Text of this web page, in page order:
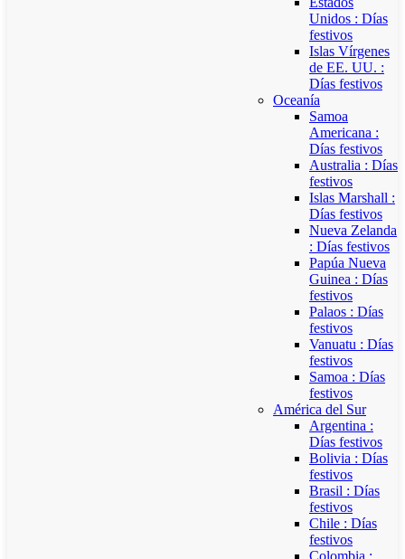
Unidos : Días
festivos
Islas Vírgenes
de EE. UU. :
Días festivos
Oceanía
Samoa
Americana :
Días festivos
Australia : Días
festivos
Islas Marshall :
Días festivos
Nueva Zelanda
: Días festivos
Papúa Nueva
Guinea : Días
festivos
Palaos : Días
festivos
Vanuatu : Días
festivos
Samoa : Días
festivos
América del Sur
Argentina :
Días festivos
Bolivia : Días
festivos
Brasil : Días
festivos
Chile : Días
festivos
Colombia :